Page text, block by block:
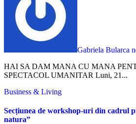
Gabriela Bularca
HAI SA DAM MANA CU MANA PENTRU O VIATA BUNA –
SPECTACOL UMANITAR Luni, 21...
Business & Living
Secțiunea de workshop-uri din cadrul
natura”